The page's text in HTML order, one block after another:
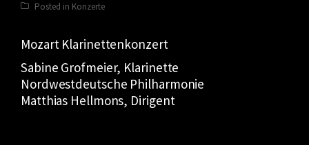
Posted in Konzerte
Mozart Klarinettenkonzert
Sabine Grofmeier, Klarinette
Nordwestdeutsche Philharmonie
Matthias Hellmons, Dirigent